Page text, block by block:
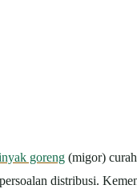
goreng (migor)
distribusi.